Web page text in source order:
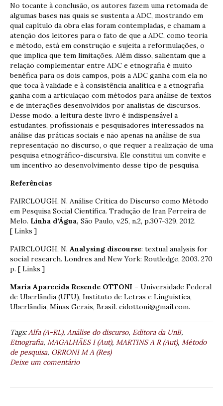
No tocante à conclusão, os autores fazem uma retomada de
algumas bases nas quais se sustenta a ADC, mostrando em
qual capítulo da obra elas foram contempladas, e chamam a
atenção dos leitores para o fato de que a ADC, como teoria
e método, está em construção e sujeita a reformulações, o
que implica que tem limitações. Além disso, salientam que a
relação complementar entre ADC e etnografia é muito
benéfica para os dois campos, pois a ADC ganha com ela no
que toca à validade e à consistência analítica e a etnografia
ganha com a articulação com métodos para análise de textos
e de interações desenvolvidos por analistas de discursos.
Desse modo, a leitura deste livro é indispensável a
estudantes, profissionais e pesquisadores interessados na
análise das práticas sociais e não apenas na análise de sua
representação no discurso, o que requer a realização de uma
pesquisa etnográfico-discursiva. Ele constitui um convite e
um incentivo ao desenvolvimento desse tipo de pesquisa.
Referências
FAIRCLOUGH, N. Análise Crítica do Discurso como Método
em Pesquisa Social Científica. Tradução de Iran Ferreira de
Melo. Linha d’Água, São Paulo, v.25, n.2, p.307-329, 2012.
[ Links ]
FAIRCLOUGH, N. Analysing discourse: textual analysis for
social research. Londres and New York: Routledge, 2003. 270
p. [ Links ]
Maria Aparecida Resende OTTONI – Universidade Federal
de Uberlândia (UFU), Instituto de Letras e Linguística,
Uberlândia, Minas Gerais, Brasil. cidottoni@gmail.com.
Tags:Alfa (A-RL), Análise do discurso, Editora da UnB,
Etnografia, MAGALHÃES I (Aut), MARTINS A R (Aut), Método
de pesquisa, ORRONI M A (Res)
Deixe um comentário